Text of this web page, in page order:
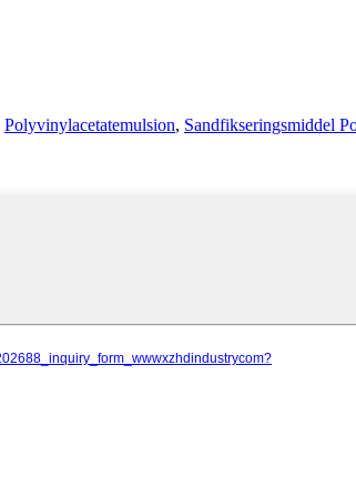
Polyvinylacetatemulsion, Sandfikseringsmiddel